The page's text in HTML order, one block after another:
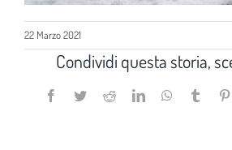
22 Marzo 2021
Condividi questa storia,
Facebook
TwitterRedditLinkedInWhatsApp
Tumblr